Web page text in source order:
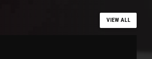
VIEW ALL